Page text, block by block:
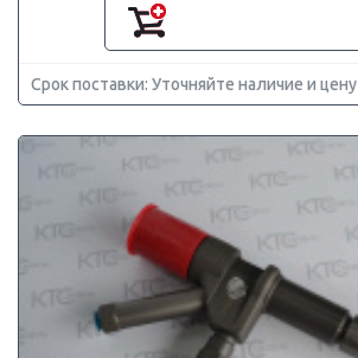
Срок поставки: Уточняйте наличие и цену